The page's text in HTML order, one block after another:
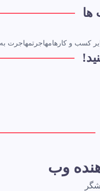
ها
کسب و کارهامهاجرتمهاجرت به
وب